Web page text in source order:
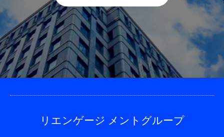
リエンゲージ メントグループ